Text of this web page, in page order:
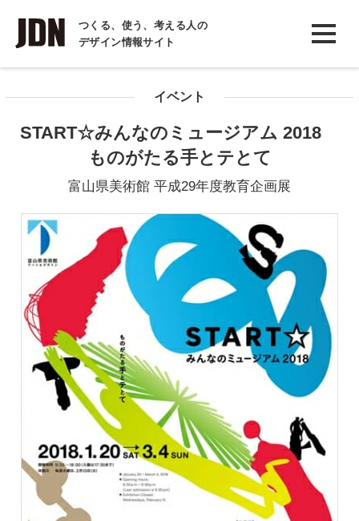
つくる、使う、考える人の
デザイン情報サイト
INTERVIEW
インタビュー
COLUMN
コラム
イベント
START☆みんなのミュージアム 2018
ものがたる手とテとて
富山県美術館 平成29年度教育企画展